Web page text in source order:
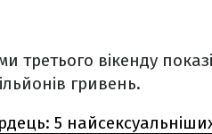
третього вікенду
гривень.
5